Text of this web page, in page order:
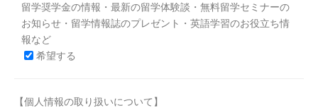
留学奨学金の情報・最新の留学体験談・無料留学セミナーの
お知らせ・留学情報誌のプレゼント・英語学習のお役立ち情
報など
希望する
【個人情報の取り扱いについて】